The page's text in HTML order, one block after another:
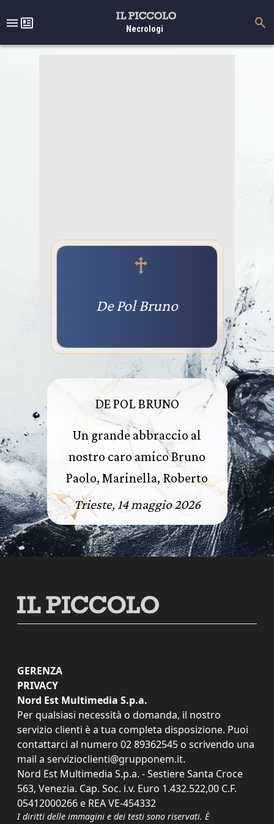
Necrologi
De Pol Bruno
DE POL BRUNO
Un grande abbraccio al
nostro caro amico Bruno
Paolo, Marinella, Roberto
Trieste, 14 maggio 2026
GERENZA
PRIVACY
Nord Est Multimedia S.p.a.
Per qualsiasi necessità o domanda, il nostro
servizio clienti è a tua completa disposizione. Puoi
contattarci al numero 02 89362545 o scrivendo una
mail a servizioclienti@grupponem.it.
Nord Est Multimedia S.p.a. - Sestiere Santa Croce
563, Venezia. Cap. Soc. i.v. Euro 1.432.522,00 C.F.
05412000266 e REA VE-454332
I diritti delle immagini e dei testi sono riservati. È